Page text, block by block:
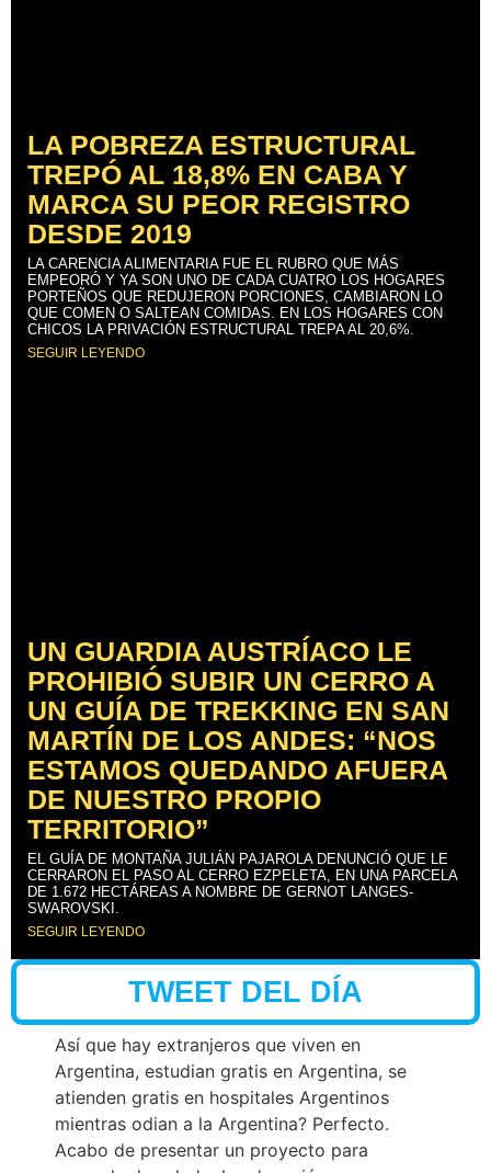
LA POBREZA ESTRUCTURAL
TREPÓ AL 18,8% EN CABA Y
MARCA SU PEOR REGISTRO
DESDE 2019
LA CARENCIA ALIMENTARIA FUE EL RUBRO QUE MÁS
EMPEORÓ Y YA SON UNO DE CADA CUATRO LOS HOGARES
PORTEÑOS QUE REDUJERON PORCIONES, CAMBIARON LO
QUE COMEN O SALTEAN COMIDAS. EN LOS HOGARES CON
CHICOS LA PRIVACIÓN ESTRUCTURAL TREPA AL 20,6%.
SEGUIR LEYENDO
UN GUARDIA AUSTRÍACO LE
PROHIBIÓ SUBIR UN CERRO A
UN GUÍA DE TREKKING EN SAN
MARTÍN DE LOS ANDES: “NOS
ESTAMOS QUEDANDO AFUERA
DE NUESTRO PROPIO
TERRITORIO”
EL GUÍA DE MONTAÑA JULIÁN PAJAROLA DENUNCIÓ QUE LE
CERRARON EL PASO AL CERRO EZPELETA, EN UNA PARCELA
DE 1.672 HECTÁREAS A NOMBRE DE GERNOT LANGES-
SWAROVSKI.
SEGUIR LEYENDO
TWEET DEL DÍA
Así que hay extranjeros que viven en
Argentina, estudian gratis en Argentina, se
atienden gratis en hospitales Argentinos
mientras odian a la Argentina? Perfecto.
Acabo de presentar un proyecto para